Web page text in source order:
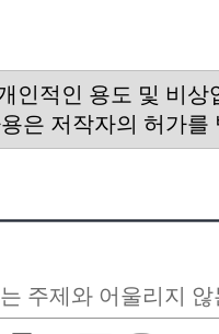
인적인 용도 및 비
은 저작자의 허가를